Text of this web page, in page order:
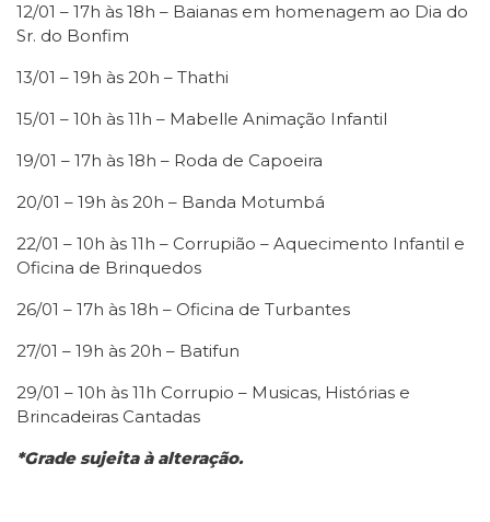
12/01 – 17h às 18h – Baianas em homenagem ao Dia do
Sr. do Bonfim
13/01 – 19h às 20h – Thathi
15/01 – 10h às 11h – Mabelle Animação Infantil
19/01 – 17h às 18h – Roda de Capoeira
20/01 – 19h às 20h – Banda Motumbá
22/01 – 10h às 11h – Corrupião – Aquecimento Infantil e
Oficina de Brinquedos
26/01 – 17h às 18h – Oficina de Turbantes
27/01 – 19h às 20h – Batifun
29/01 – 10h às 11h Corrupio – Musicas, Histórias e
Brincadeiras Cantadas
*Grade sujeita à alteração.